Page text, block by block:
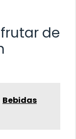
de
Bebidas